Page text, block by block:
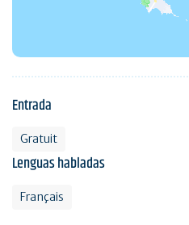
Entrada
Gratuit
Lenguas habladas
Français